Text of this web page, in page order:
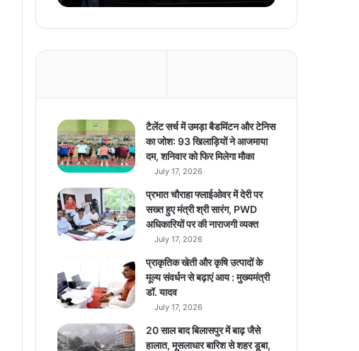
क
प
4
2
k
m
च
ती
हैं
…
ले
क्ट्रि
क
र
टैलेंट सर्च में उमड़ा बैडमिंटन और टेनिस
का जोश: 93 खिलाड़ियों ने आजमाया
दम, शनिवार को फिर मिलेगा मौका
July 17, 2026
प्रभात चौराहा फ्लाईओवर में देरी पर
सख्त हुए मंत्री श्री सारंग, PWD
अधिकारियों पर की नाराजगी व्यक्त
July 17, 2026
प्राकृतिक खेती और कृषि उत्पादों के
मूल्य संवर्धन से बढ़ाएं आय : मुख्यमंत्री
डॉ. यादव
July 17, 2026
20 साल बाद बिलासपुर में बाढ़ जैसे
हालात, मूसलाधार बारिश से शहर डूबा,